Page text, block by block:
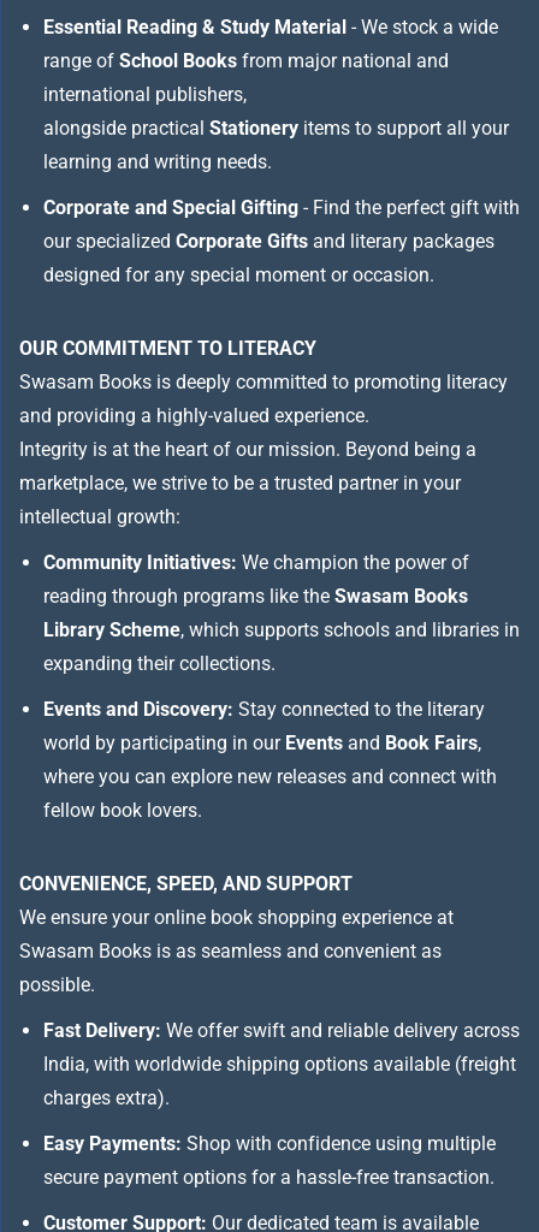
Essential Reading & Study Material - We stock a wide
range of School Books from major national and
international publishers,
alongside practical Stationery items to support all your
learning and writing needs.
Corporate and Special Gifting - Find the perfect gift with
our specialized Corporate Gifts and literary packages
designed for any special moment or occasion.
OUR COMMITMENT TO LITERACY
Swasam Books is deeply committed to promoting literacy
and providing a highly-valued experience.
Integrity is at the heart of our mission. Beyond being a
marketplace, we strive to be a trusted partner in your
intellectual growth:
Community Initiatives: We champion the power of
reading through programs like the Swasam Books
Library Scheme, which supports schools and libraries in
expanding their collections.
Events and Discovery: Stay connected to the literary
world by participating in our Events and Book Fairs,
where you can explore new releases and connect with
fellow book lovers.
CONVENIENCE, SPEED, AND SUPPORT
We ensure your online book shopping experience at
Swasam Books is as seamless and convenient as
possible.
Fast Delivery: We offer swift and reliable delivery across
India, with worldwide shipping options available (freight
charges extra).
Easy Payments: Shop with confidence using multiple
secure payment options for a hassle-free transaction.
Customer Support: Our dedicated team is available